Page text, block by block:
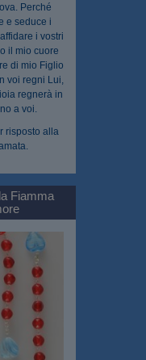
Perché
e seduce i
i vostri
il mio cuore
di mio Figlio
voi regni Lui,
regnerà in
a voi.
risposto alla
Fiamma